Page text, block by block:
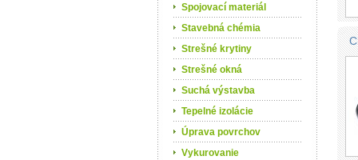
Spojovací materiál
Stavebná chémia
Strešné krytiny
Strešné okná
Suchá výstavba
Tepelné izolácie
Úprava povrchov
Vykurovanie